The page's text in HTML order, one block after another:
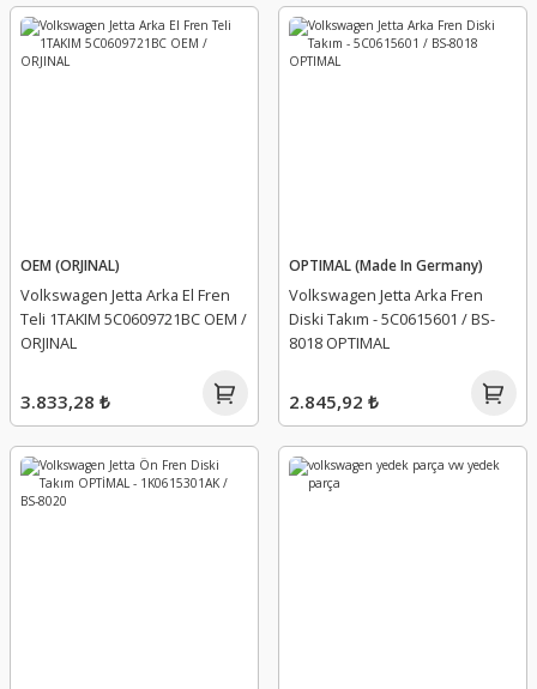
OEM (ORJINAL)
Volkswagen Jetta Arka El Fren
Teli 1TAKIM 5C0609721BC OEM /
ORJINAL
3.833,28 ₺
OPTIMAL (Made In Germany)
Volkswagen Jetta Arka Fren
Diski Takım - 5C0615601 / BS-
8018 OPTIMAL
2.845,92 ₺